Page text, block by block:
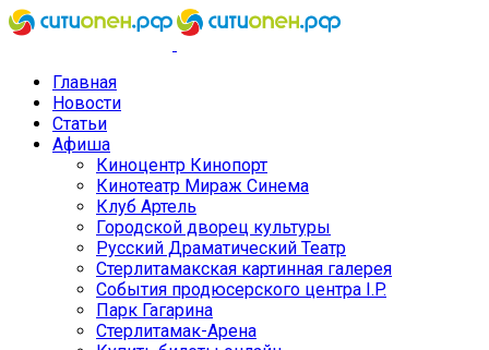
Главная
Новости
Статьи
Афиша
Киноцентр Кинопорт
Кинотеатр Мираж Синема
Клуб Артель
Городской дворец культуры
Русский Драматический Театр
Стерлитамакская картинная галерея
События продюсерского центра I.P.
Парк Гагарина
Стерлитамак-Арена